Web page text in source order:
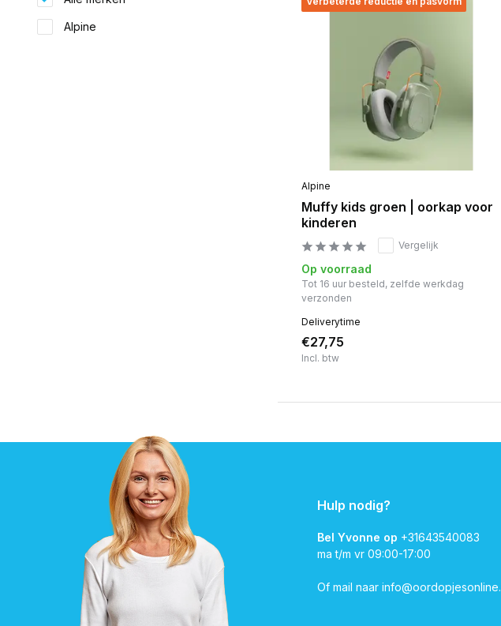
Alpine
Alpine
Muffy kids groen | oorkap voor
kinderen
Vergelijk
Op voorraad
Tot 16 uur besteld, zelfde werkdag
verzonden
Deliverytime
€27,75
Incl. btw
Hulp nodig?
Bel Yvonne op +31643540083
ma t/m vr 09:00-17:00
Of mail naar